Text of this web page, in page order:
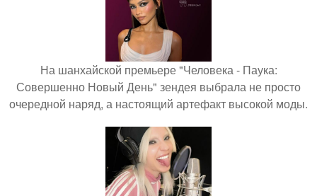
На шанхайской премьере "Человека - Паука:
Совершенно Новый День" зендея выбрала не просто
очередной наряд, а настоящий артефакт высокой моды.